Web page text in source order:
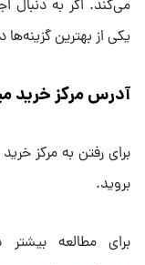
می‌کند. اگر به دنبال
یکی از بهترین
آدرس مرکز خرید
برای رفتن به مرکز
بروید.
برای مطالعه